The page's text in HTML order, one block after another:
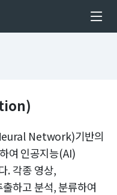
Network)기반의
여 인공지능(AI)
. 각종 영상,
하고 분석, 분류하여